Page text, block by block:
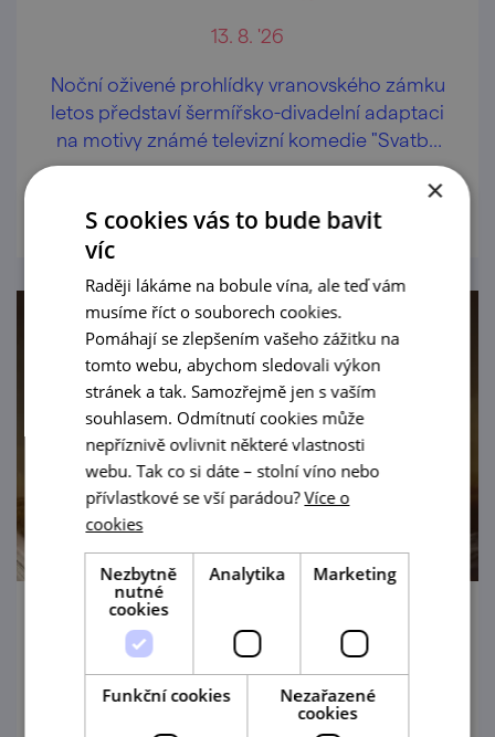
13. 8. '26
Noční oživené prohlídky vranovského zámku
letos představí šermířsko-divadelní adaptaci
na motivy známé televizní komedie "Svatby
pana Voka".
Vranovským zámkem jako v pohádce
15. 8. '26
Kostýmovaná prohlídka zámku určena pro
×
S cookies vás to bude bavit
víc
Raději lákáme na bobule vína, ale teď vám
musíme říct o souborech cookies.
Pomáhají se zlepšením vašeho zážitku na
tomto webu, abychom sledovali výkon
stránek a tak. Samozřejmě jen s vaším
souhlasem. Odmítnutí cookies může
nepříznivě ovlivnit některé vlastnosti
webu. Tak co si dáte – stolní víno nebo
přívlastkové se vší parádou?Více o
cookies
Nezbytně
nutné
cookies
Analytika Marketing
Funkční cookies
Nezařazené
cookies